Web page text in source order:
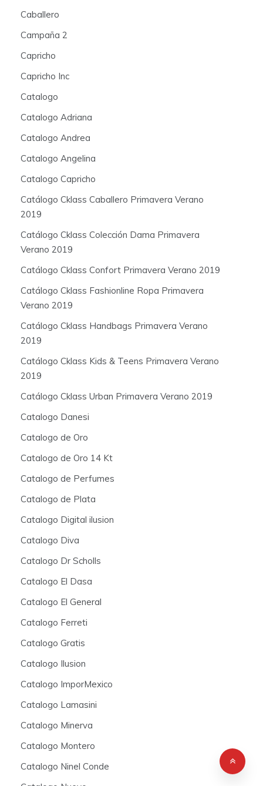
Caballero
Campaña 2
Capricho
Capricho Inc
Catalogo
Catalogo Adriana
Catalogo Andrea
Catalogo Angelina
Catalogo Capricho
Catálogo Cklass Caballero Primavera Verano
2019
Catálogo Cklass Colección Dama Primavera
Verano 2019
Catálogo Cklass Confort Primavera Verano 2019
Catálogo Cklass Fashionline Ropa Primavera
Verano 2019
Catálogo Cklass Handbags Primavera Verano
2019
Catálogo Cklass Kids & Teens Primavera Verano
2019
Catálogo Cklass Urban Primavera Verano 2019
Catalogo Danesi
Catalogo de Oro
Catalogo de Oro 14 Kt
Catalogo de Perfumes
Catalogo de Plata
Catalogo Digital ilusion
Catalogo Diva
Catalogo Dr Scholls
Catalogo El Dasa
Catalogo El General
Catalogo Ferreti
Catalogo Gratis
Catalogo Ilusion
Catalogo ImporMexico
Catalogo Lamasini
Catalogo Minerva
Catalogo Montero
Catalogo Ninel Conde